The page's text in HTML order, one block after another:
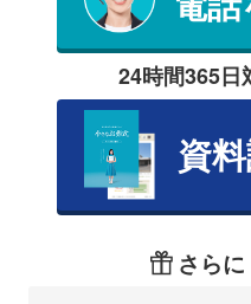
24時間365日
資
さら